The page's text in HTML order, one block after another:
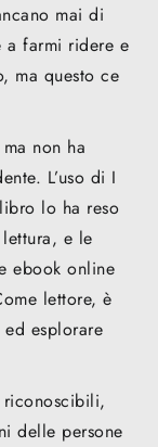
mai di
a farmi ridere e
ma questo ce
non ha
L’uso di I
lo ha reso
e le
ebook online
lettore, è
esplorare
riconoscibili,
delle persone